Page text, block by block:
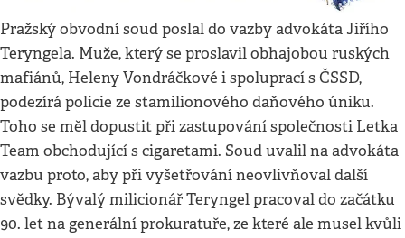
Pražský obvodní soud poslal do vazby advokáta Jiřího
Teryngela. Muže, který se proslavil obhajobou ruských
mafiánů, Heleny Vondráčkové i spoluprací s ČSSD,
podezírá policie ze stamilionového daňového úniku.
Toho se měl dopustit při zastupování společnosti Letka
Team obchodující s cigaretami. Soud uvalil na advokáta
vazbu proto, aby při vyšetřování neovlivňoval další
svědky. Bývalý milicionář Teryngel pracoval do začátku
90. let na generální prokuratuře, ze které ale musel kvůli